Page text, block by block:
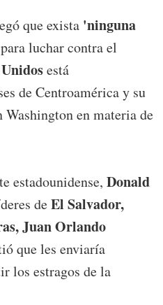
que exista 'ninguna
luchar contra el
está
de Centroamérica y su
Washington en materia de
estadounidense, Donald
deEl Salvador,
Juan Orlando
que les enviaría
los estragos de la